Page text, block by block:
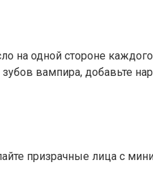
на одной стороне
вампира, добавьте
призрачные лица с